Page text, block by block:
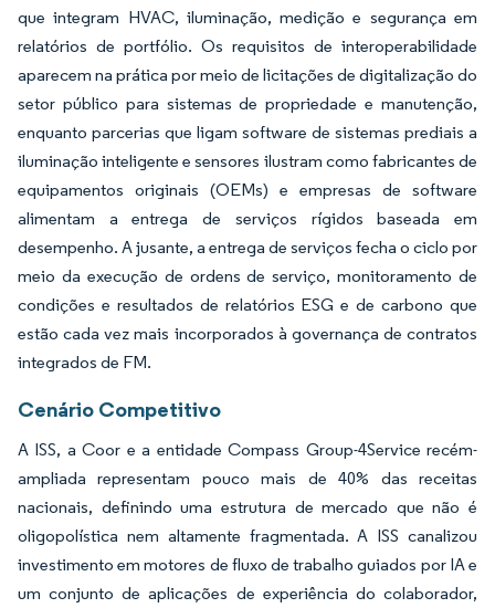
que integram HVAC, iluminação, medição e segurança em
relatórios de portfólio. Os requisitos de interoperabilidade
aparecem na prática por meio de licitações de digitalização do
setor público para sistemas de propriedade e manutenção,
enquanto parcerias que ligam software de sistemas prediais a
iluminação inteligente e sensores ilustram como fabricantes de
equipamentos originais (OEMs) e empresas de software
alimentam a entrega de serviços rígidos baseada em
desempenho. A jusante, a entrega de serviços fecha o ciclo por
meio da execução de ordens de serviço, monitoramento de
condições e resultados de relatórios ESG e de carbono que
estão cada vez mais incorporados à governança de contratos
integrados de FM.
Cenário Competitivo
A ISS, a Coor e a entidade Compass Group-4Service recém-
ampliada representam pouco mais de 40% das receitas
nacionais, definindo uma estrutura de mercado que não é
oligopolística nem altamente fragmentada. A ISS canalizou
investimento em motores de fluxo de trabalho guiados por IA e
um conjunto de aplicações de experiência do colaborador,